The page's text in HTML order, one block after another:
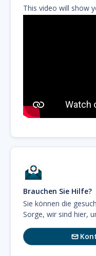
This video will show
Brauchen Sie Hilfe?
Sie können die
Sorge, wir sind hier,
